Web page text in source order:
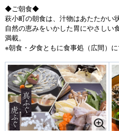
◆ご朝食◆
萩小町の朝食は、汁物はあたたかい
自然の恵みをいかした胃にやさしい
満載。
※朝食・夕食ともに食事処（広間）